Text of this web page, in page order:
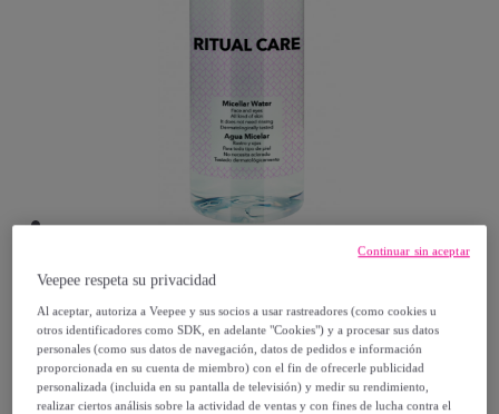
Postquam
Ritual Care Micellar Water 200Ml
Modelo: Ritual Care Micellar Water 200Ml
Veepee respeta su privacidad
Al aceptar, autoriza a Veepee y sus socios a usar rastreadores (como cookies u
otros identificadores como SDK, en adelante "Cookies") y a procesar sus datos
personales (como sus datos de navegación, datos de pedidos e información
proporcionada en su cuenta de miembro) con el fin de ofrecerle publicidad
personalizada (incluida en su pantalla de televisión) y medir su rendimiento,
realizar ciertos análisis sobre la actividad de ventas y con fines de lucha contra el
Continuar sin aceptar